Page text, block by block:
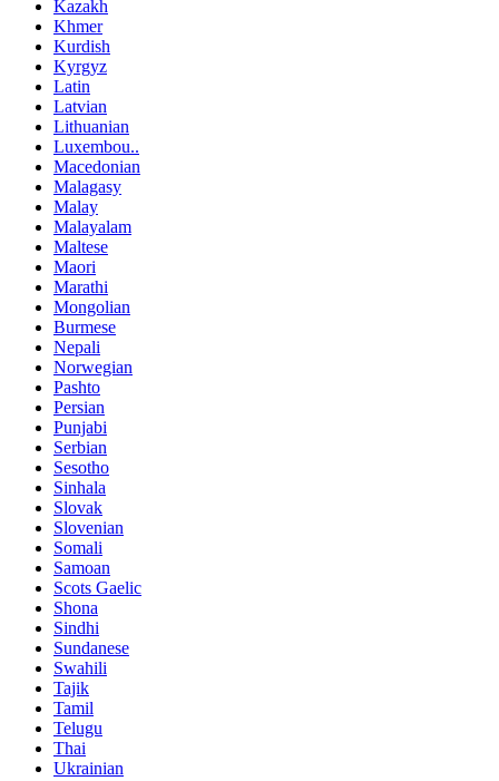
Kazakh
Khmer
Kurdish
Kyrgyz
Latin
Latvian
Lithuanian
Luxembou..
Macedonian
Malagasy
Malay
Malayalam
Maltese
Maori
Marathi
Mongolian
Burmese
Nepali
Norwegian
Pashto
Persian
Punjabi
Serbian
Sesotho
Sinhala
Slovak
Slovenian
Somali
Samoan
Scots Gaelic
Shona
Sindhi
Sundanese
Swahili
Tajik
Tamil
Telugu
Thai
Ukrainian